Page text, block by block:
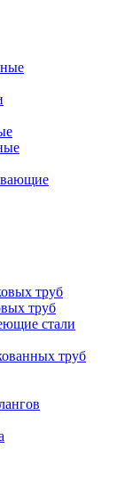
труб
труб
стали
труб